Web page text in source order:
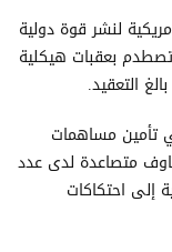
لنشر قوة دولية
بعقبات هيكلية
التعقيد.
تأمين مساهمات
متصاعدة لدى عدد
إلى احتكاكات